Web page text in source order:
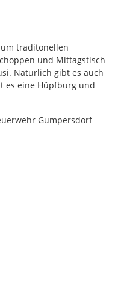
traditonellen
und Mittagstisch
Natürlich gibt es auch
es eine Hüpfburg und
Gumpersdorf